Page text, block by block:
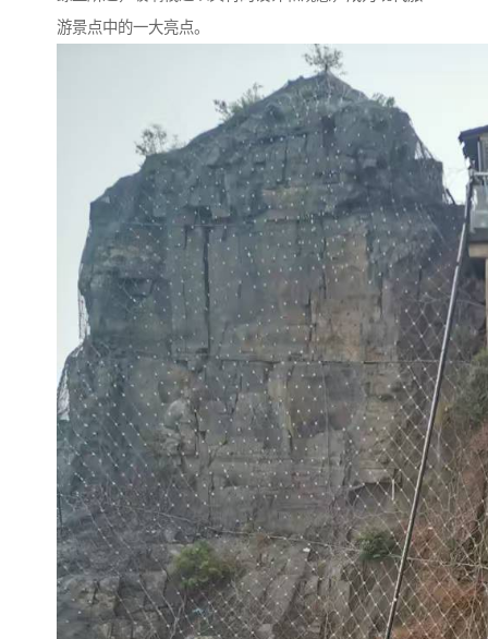
游景点中的一大亮点。